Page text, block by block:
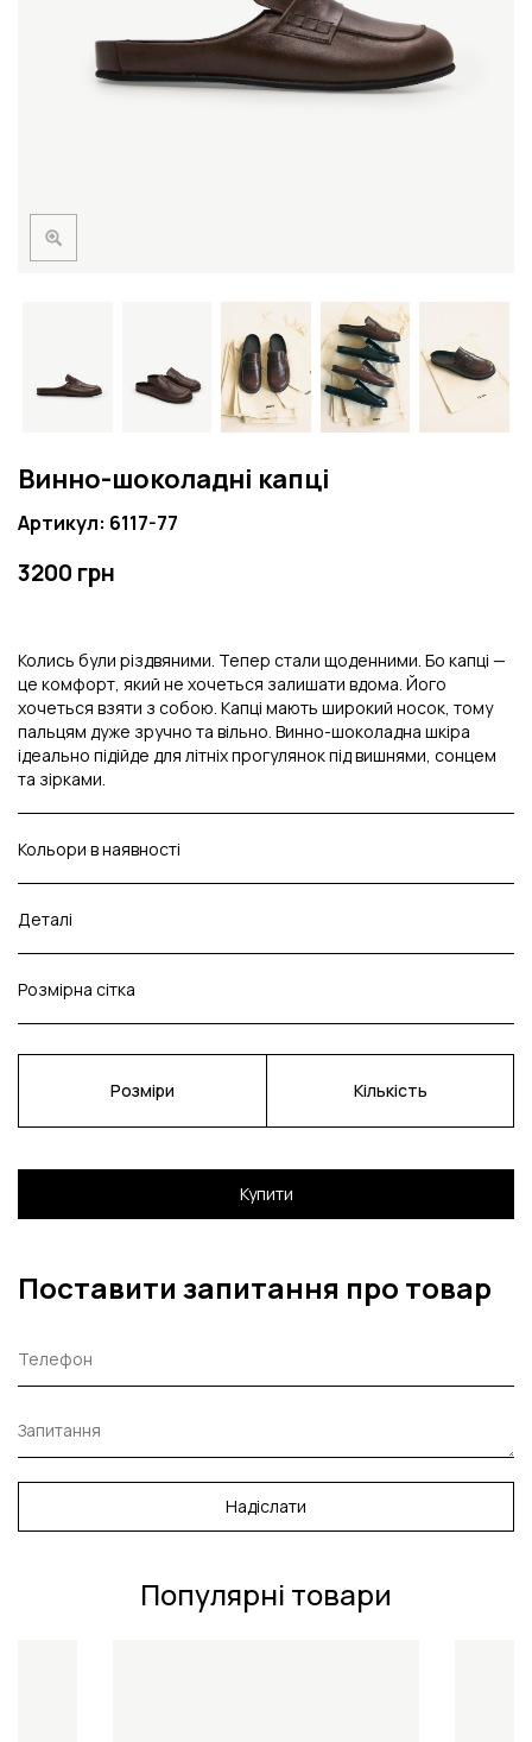
Винно-шоколадні капці
Артикул: 6117-77
3200 грн
Колись були різдвяними. Тепер стали щоденними. Бо капці —
це комфорт, який не хочеться залишати вдома. Його
хочеться взяти з собою. Капці мають широкий носок, тому
пальцям дуже зручно та вільно. Винно-шоколадна шкіра
ідеально підійде для літніх прогулянок під вишнями, сонцем
та зірками.
Кольори в наявності
Деталі
Розмірна сітка
Розміри Кількість
Купити
Поставити запитання про товар
Надіслати
Популярні товари